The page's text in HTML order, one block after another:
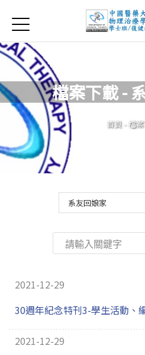
首頁
首頁
最新消息
系所簡介
師資團隊
課程資訊
相關辦法
系友回娘家
Jump to
Jump to Main
檔案下載 -
您在
首頁 - 檔
2021-12-29
30週年紀念特刊3-學生活動、
2021-12-29